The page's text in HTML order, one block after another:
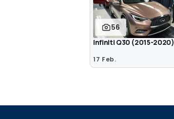
56
Infiniti Q30 (2015-2020)
17 Feb.